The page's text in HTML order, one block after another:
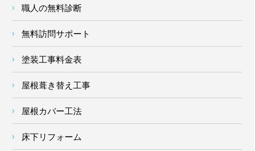
職人の無料診断
無料訪問サポート
塗装工事料金表
屋根葺き替え工事
屋根カバー工法
床下リフォーム